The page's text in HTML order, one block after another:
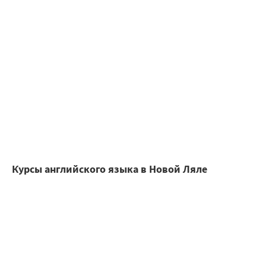
Курсы английского языка в Новой Ляле